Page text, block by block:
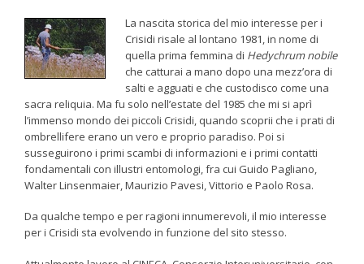
La nascita storica del mio interesse per i
Crisidi risale al lontano 1981, in nome di
quella prima femmina di Hedychrum nobile
che catturai a mano dopo una mezz’ora di
salti e agguati e che custodisco come una
sacra reliquia. Ma fu solo nell’estate del 1985 che mi si aprì
l’immenso mondo dei piccoli Crisidi, quando scoprii che i prati di
ombrellifere erano un vero e proprio paradiso. Poi si
susseguirono i primi scambi di informazioni e i primi contatti
fondamentali con illustri entomologi, fra cui Guido Pagliano,
Walter Linsenmaier, Maurizio Pavesi, Vittorio e Paolo Rosa.
Da qualche tempo e per ragioni innumerevoli, il mio interesse
per i Crisidi sta evolvendo in funzione del sito stesso.